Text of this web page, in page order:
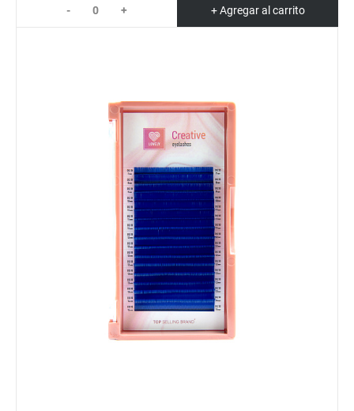
- + + Agregar al carrito